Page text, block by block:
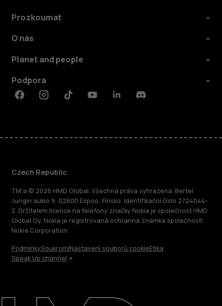
O nás
Prozkoumat
O nás
Planet and people
Podpora
FacebookInstagramTiktokYoutubeLinkedinDiscord
Czech Republic
TM a © 2026 HMD Global. Všechna práva vyhrazena. Bertel
Jungin aukio 9, 02600 Espoo, Finsko. Identifikační číslo 2724044-
2. Držitelem licence na telefony značky Nokia je společnost HMD
Global Oy. Nokia je registrovaná ochranná známka společnosti
Nokia Corporation.
PodmínkySoukromíNastavení souborů cookieEtika
Speak Up channel